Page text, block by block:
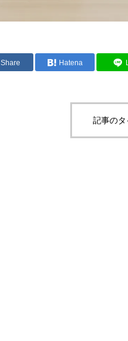
Share Hatena
記事の